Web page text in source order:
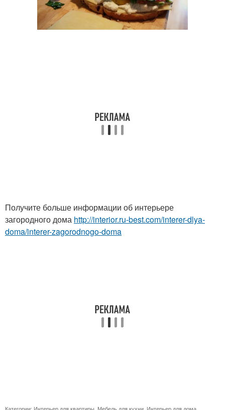
Получите больше информации об интерьере
загородного дома http://interior.ru-best.com/interer-dlya-
doma/interer-zagorodnogo-doma
Категории: Интерьер для квартиры Мебель для кухни Интерьер для дома